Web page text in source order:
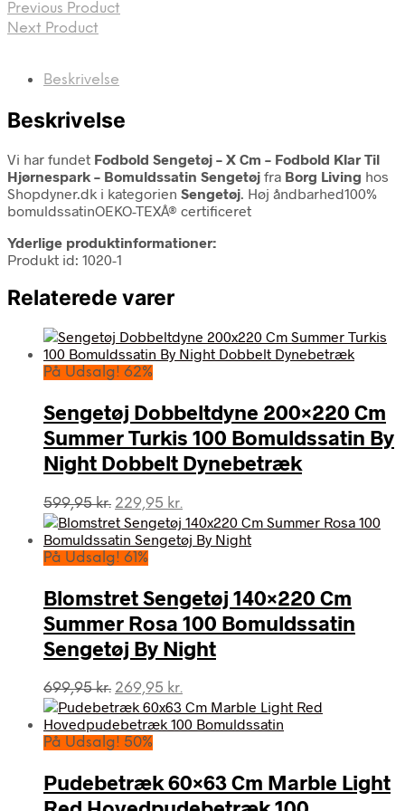
Previous Product
Next Product
Beskrivelse
Beskrivelse
Vi har fundet Fodbold Sengetøj – X Cm – Fodbold Klar Til
Hjørnespark – Bomuldssatin Sengetøj fra Borg Living hos
Shopdyner.dk i kategorien Sengetøj. Høj åndbarhed100%
bomuldssatinOEKO-TEXÂ® certificeret
Yderlige produktinformationer:
Produkt id: 1020-1
Relaterede varer
På Udsalg! 62%
Sengetøj Dobbeltdyne 200×220 Cm
Summer Turkis 100 Bomuldssatin By
Night Dobbelt Dynebetræk
599,95kr. Den
oprindelige
pris
var:
229,95 kr.
aktuelle
pris
På Udsalg! 61%
Blomstret Sengetøj 140×220 Cm
Summer Rosa 100 Bomuldssatin
Sengetøj By Night
699,95kr. Den
oprindelige
pris
var:
269,95 kr.
aktuelle
pris
På Udsalg! 50%
Pudebetræk 60×63 Cm Marble Light